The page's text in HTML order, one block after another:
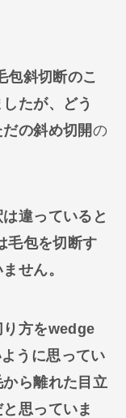
斜切断のこ
たが、どう
の斜め切開の
違っていると
包を切断す
せん。
り方をwedge
うに思ってい
ら離れた目立
思っていま